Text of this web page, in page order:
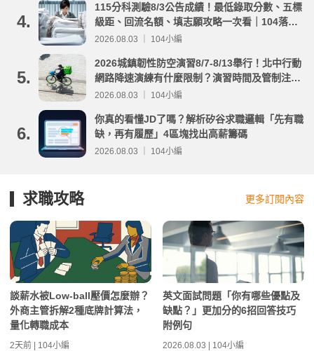
4.
115分科測驗8/3公告成績！最低錄取分數、五標
級距、回流名額、填志願攻略一次看｜104落點
分析
2026.08.03 ｜ 104小編
5.
2026城鎮韌性防空演習8/7-8/13舉行！北中行動
網路降速演練有什麼限制？演習時間及管制注意
事項整理
2026.08.03 ｜ 104小編
6.
你真的看懂JD了嗎？解析矽谷求職邏輯「先有職
缺，再有履歷」4區塊找出高薪籌碼
2026.08.03 ｜ 104小編
求職攻略 更多訂閱內容
談薪水被Low-ball壓價怎麼辦？
外商主管拆解2種底牌計算法，
量化轉職成本
2天前 | 104小編
英文面試問題「你有哪些優點及
缺點？」更加分的6招回答技巧
附例句
2026.08.03 | 104小編